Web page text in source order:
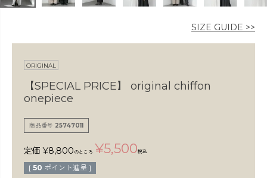
在庫なし商品
表示しないSIZE GUIDE >>
ORIGINAL
【SPECIAL PRICE】
original chiffon
onepiece
商品番号 25747011
定価 ¥8,800 のところ ¥5,500税込
[ 50 ポイント進呈 ]